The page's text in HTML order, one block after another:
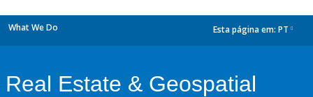
What We Do Esta página em: PT
Real Estate & Geospatial